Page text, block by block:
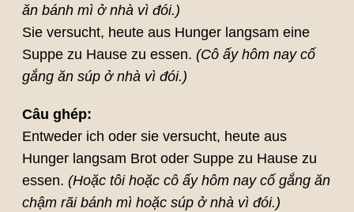
ăn bánh mì ở nhà vì đói.)
Sie versucht, heute aus Hunger langsam eine
Suppe zu Hause zu essen. (Cô ấy hôm nay cố
gắng ăn súp ở nhà vì đói.)
Câu ghép:
Entweder ich oder sie versucht, heute aus
Hunger langsam Brot oder Suppe zu Hause zu
essen. (Hoặc tôi hoặc cô ấy hôm nay cố gắng ăn
chậm rãi bánh mì hoặc súp ở nhà vì đói.)